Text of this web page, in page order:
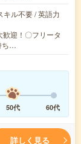
キル不要 / 英語力
歓迎！〇フリータ
ち…
50代 60代
詳しく見る